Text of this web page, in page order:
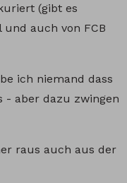
(gibt es
auch von FCB
ich niemand dass
- aber dazu zwingen
raus auch aus der